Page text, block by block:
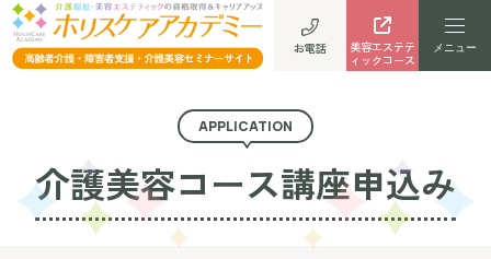
お電話
美容エステテ
ィックコース
APPLICATION
介護美容コース講座申込み